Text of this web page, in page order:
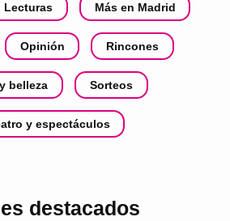
Lecturas Más en Madrid
Opinión Rincones
belleza Sorteos
y espectáculos
destacados